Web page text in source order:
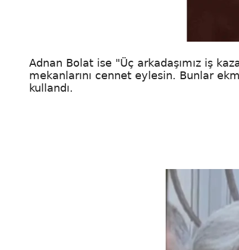
Adnan Bolat ise "Üç arkadaşımız iş
mekanlarını cennet eylesin. Bunlar
kullandı.